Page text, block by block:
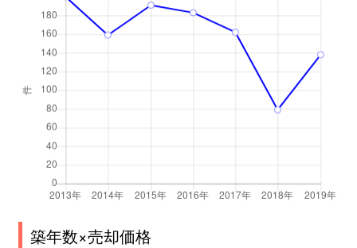
築年数×売却価格